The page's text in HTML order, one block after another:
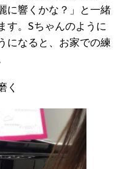
に響くかな？」と一緒
す。Sちゃんのように
になると、お家での練
く